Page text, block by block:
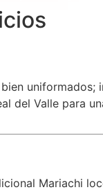
Valle para
Mariachi